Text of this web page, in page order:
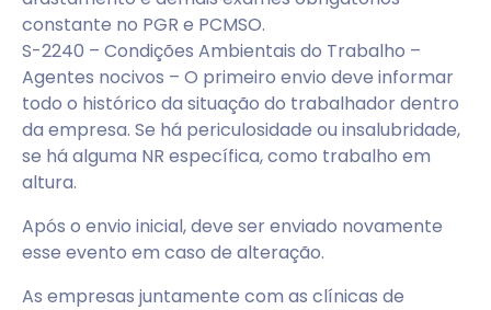
constante no PGR e PCMSO.
S-2240 – Condições Ambientais do Trabalho –
Agentes nocivos – O primeiro envio deve informar
todo o histórico da situação do trabalhador dentro
da empresa. Se há periculosidade ou insalubridade,
se há alguma NR específica, como trabalho em
altura.
Após o envio inicial, deve ser enviado novamente
esse evento em caso de alteração.
As empresas juntamente com as clínicas de